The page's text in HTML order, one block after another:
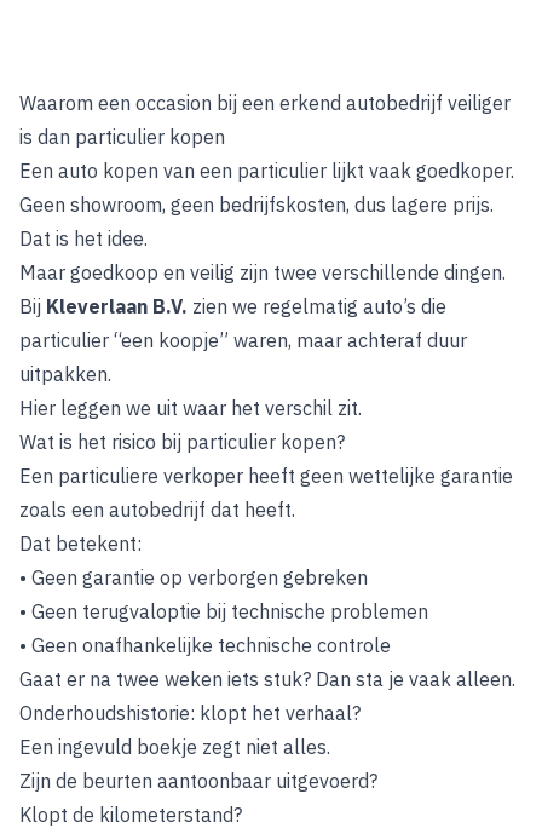
Waarom een occasion bij een erkend autobedrijf veiliger
is dan particulier kopen
Een auto kopen van een particulier lijkt vaak goedkoper.
Geen showroom, geen bedrijfskosten, dus lagere prijs.
Dat is het idee.
Maar goedkoop en veilig zijn twee verschillende dingen.
Bij Kleverlaan B.V. zien we regelmatig auto’s die
particulier “een koopje” waren, maar achteraf duur
uitpakken.
Hier leggen we uit waar het verschil zit.
Wat is het risico bij particulier kopen?
Een particuliere verkoper heeft geen wettelijke garantie
zoals een autobedrijf dat heeft.
Dat betekent:
• Geen garantie op verborgen gebreken
• Geen terugvaloptie bij technische problemen
• Geen onafhankelijke technische controle
Gaat er na twee weken iets stuk? Dan sta je vaak alleen.
Onderhoudshistorie: klopt het verhaal?
Een ingevuld boekje zegt niet alles.
Zijn de beurten aantoonbaar uitgevoerd?
Klopt de kilometerstand?